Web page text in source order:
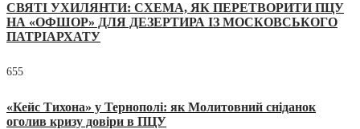
СВЯТІ УХИЛЯНТИ: СХЕМА, ЯК ПЕРЕТВОРИТИ ПЦУ
НА «ОФШОР» ДЛЯ ДЕЗЕРТИРА ІЗ МОСКОВСЬКОГО
ПАТРІАРХАТУ
655
«Кейс Тихона» у Тернополі: як Молитовний сніданок
оголив кризу довіри в ПЦУ